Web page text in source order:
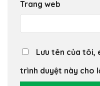
Trang web
Lưu tên của tôi,
trình duyệt này cho